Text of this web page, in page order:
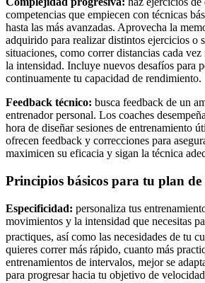
competencias que empiecen con técnicas
hasta las más avanzadas. Aprovecha la
adquirido para realizar distintos ejercicios o
situaciones, como correr distancias cada vez
la intensidad. Incluye nuevos desafíos para
continuamente tu capacidad de rendimiento.
Feedback técnico: busca feedback de un
entrenador personal. Los coaches
hora de diseñar sesiones de entrenamiento
ofrecen feedback y correcciones para
maximicen su eficacia y sigan la técnica
Principios básicos para tu plan
Especificidad: personaliza tus
movimientos y la intensidad que necesitas
practiques, así como las necesidades de tu
quieres correr más rápido, cuanto más
entrenamientos de intervalos, mejor se
para progresar hacia tu objetivo de